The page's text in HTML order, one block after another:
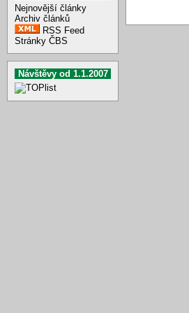
Nejnovější články
Archiv článků
RSS Feed
Stránky ČBS
Návštěvy od 1.1.2007